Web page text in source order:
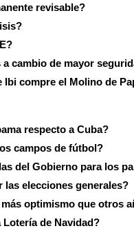
revisable?
cambio de mayor
compre el Molino de
respecto a Cuba?
campos de fútbol?
del Gobierno para los
las elecciones generales?
optimismo que otros
de Navidad?